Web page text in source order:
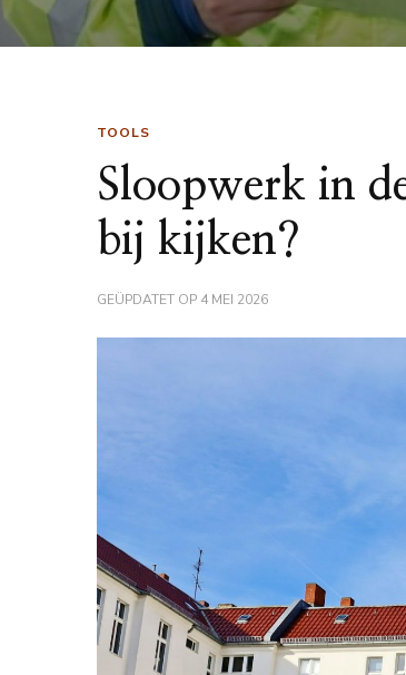
TOOLS
Sloopwerk in
bij kijken?
GEÜPDATET OP 4 MEI 2026